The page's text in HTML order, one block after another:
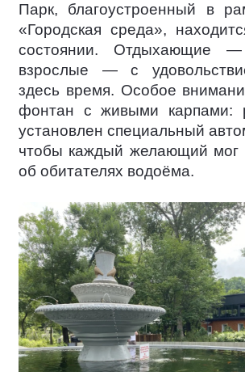
Парк, благоустроенный в
«Городская среда»,
состоянии. Отдыхающие
взрослые — с
здесь время. Особое
фонтан с живыми карпами:
установлен специальный
чтобы каждый желающий мог
об обитателях водоёма.